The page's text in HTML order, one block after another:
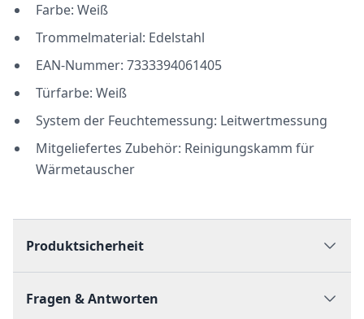
Farbe: Weiß
Trommelmaterial: Edelstahl
EAN-Nummer: 7333394061405
Türfarbe: Weiß
System der Feuchtemessung: Leitwertmessung
Mitgeliefertes Zubehör: Reinigungskamm für
Wärmetauscher
Produktsicherheit
Fragen & Antworten